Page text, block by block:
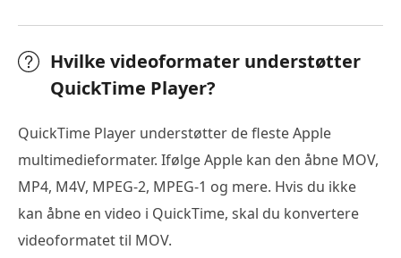
Hvilke videoformater understøtter
QuickTime Player?
QuickTime Player understøtter de fleste Apple
multimedieformater. Ifølge Apple kan den åbne MOV,
MP4, M4V, MPEG-2, MPEG-1 og mere. Hvis du ikke
kan åbne en video i QuickTime, skal du konvertere
videoformatet til MOV.